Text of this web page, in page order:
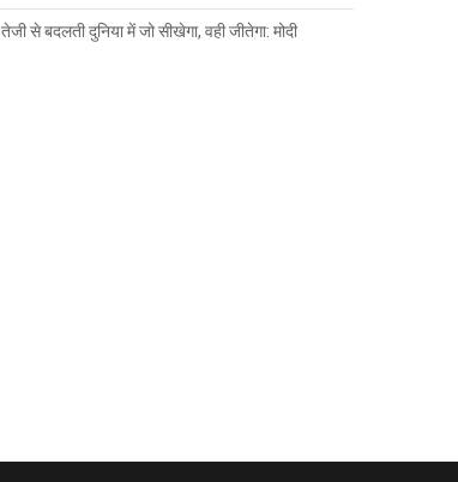
तेजी से बदलती दुनिया में जो सीखेगा, वही जीतेगा: मोदी